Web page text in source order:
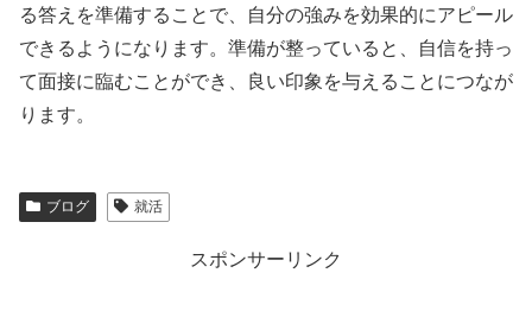
る答えを準備することで、自分の強みを効果的にアピール
できるようになります。準備が整っていると、自信を持っ
て面接に臨むことができ、良い印象を与えることにつなが
ります。
ブログ 就活
スポンサーリンク